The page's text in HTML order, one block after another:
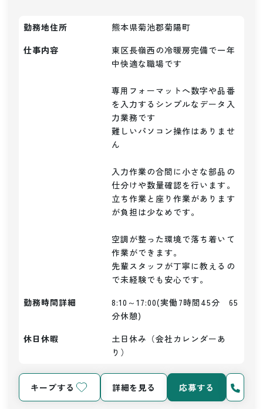
勤務地住所
熊本県菊池郡菊陽町
仕事内容
東区長嶺西の冷暖房完備で一年
中快適な職場です
専用フォーマットへ数字や品番
を入力するシンプルなデータ入
力業務です
難しいパソコン操作はありませ
ん
入力作業の合間に小さな部品の
仕分けや数量確認を行います。
立ち作業と座り作業があります
が負担は少なめです。
空調が整った環境で落ち着いて
作業ができます。
先輩スタッフが丁寧に教えるの
で未経験でも安心です。
勤務時間詳細
8:10～17:00(実働7時間45分　65
分休憩)
休日休暇
土日休み（会社カレンダーあ
り）
キープする 詳細を見る 応募する